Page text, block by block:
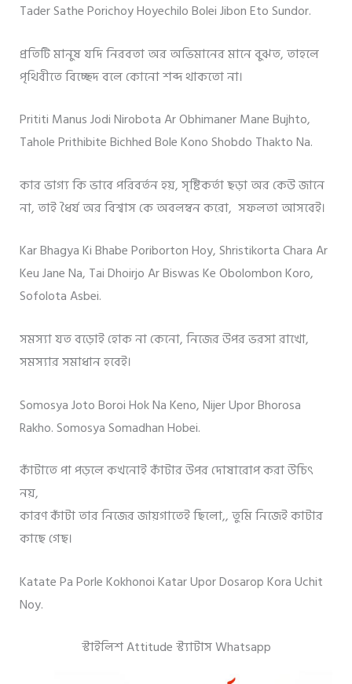
Tader Sathe Porichoy Hoyechilo Bolei Jibon Eto Sundor.
প্রতিটি মানুষ যদি নিরবতা অর অভিমানের মানে বুঝত, তাহলে
পৃথিবীতে বিচ্ছেদ বলে কোনো শব্দ থাকতো না।
Prititi Manus Jodi Nirobota Ar Obhimaner Mane Bujhto,
Tahole Prithibite Bichhed Bole Kono Shobdo Thakto Na.
কার ভাগ্য কি ভাবে পরিবর্তন হয়, সৃষ্টিকর্তা ছড়া অর কেউ জানে
না, তাই ধৈর্য অর বিশ্বাস কে অবলম্বন করো, সফলতা আসবেই।
Kar Bhagya Ki Bhabe Poriborton Hoy, Shristikorta Chara Ar
Keu Jane Na, Tai Dhoirjo Ar Biswas Ke Obolombon Koro,
Sofolota Asbei.
সমস্যা যত বড়োই হোক না কেনো, নিজের উপর ভরসা রাখো,
সমস্যার সমাধান হবেই।
Somosya Joto Boroi Hok Na Keno, Nijer Upor Bhorosa
Rakho. Somosya Somadhan Hobei.
কাঁটাতে পা পড়লে কখনোই কাঁটার উপর দোষারোপ করা উচিৎ
নয়,
কারণ কাঁটা তার নিজের জায়গাতেই ছিলো,, তুমি নিজেই কাটার
কাছে গেছ।
Katate Pa Porle Kokhonoi Katar Upor Dosarop Kora Uchit
Noy.
স্টাইলিশ Attitude স্ট্যাটাস Whatsapp